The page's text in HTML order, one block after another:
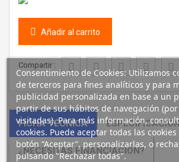
Añadir al carrito
Compartir :
FICHA TÉCNICA
¿NECESITAS FINANCIACIÓN?
Consentimiento de Cookies: Utilizamos
de terceros para fines analíticos y para
publicidad personalizada en base a un
partir de sus hábitos de navegación
visitadas). Para más información,
cookies. Puede aceptar todas las
botón “Aceptar”, personalizarlas, o
pulsando "Rechazar todas".